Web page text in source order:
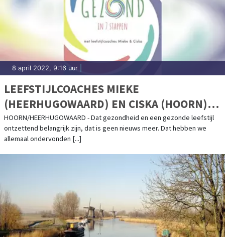
8 april 2022, 9:16 uur
LEEFSTIJLCOACHES MIEKE
(HEERHUGOWAARD) EN CISKA (HOORN)
HELPEN ÍEDEREEN AAN EEN GEZONDE
LEEFSTIJL.
HOORN/HEERHUGOWAARD - Dat gezondheid en een gezonde leefstijl
ontzettend belangrijk zijn, dat is geen nieuws meer. Dat hebben we
allemaal ondervonden [...]